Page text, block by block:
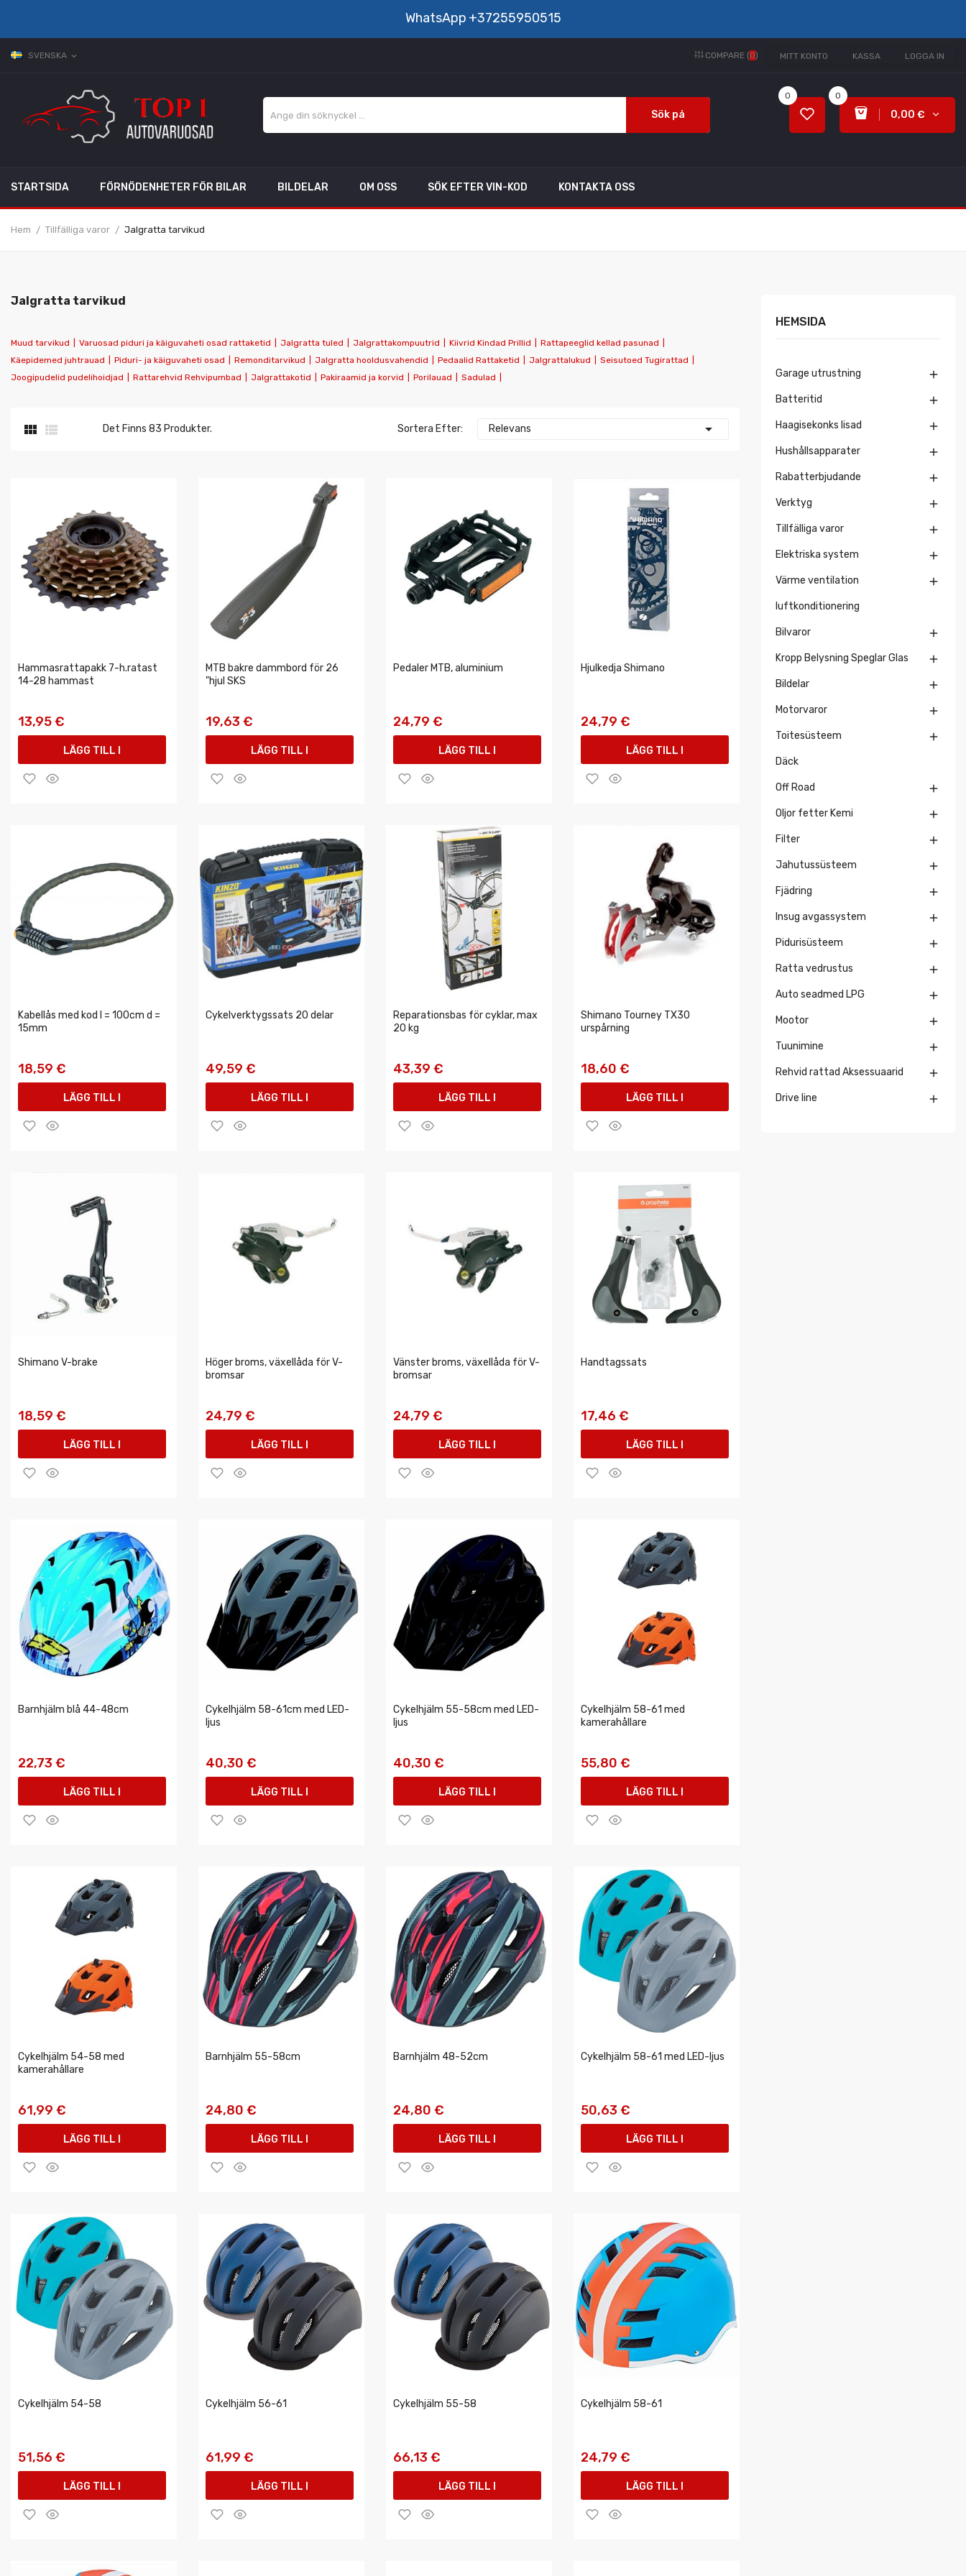
WhatsApp +37255950515
SVENSKA expand_more MITT KONTO KASSA LOGGA IN
COMPARE (0)
Sök på
0
0,00 €
0
STARTSIDA FÖRNÖDENHETER FÖR BILAR BILDELAR OM OSS SÖK EFTER VIN-KOD KONTAKTA OSS
Hem Tillfälliga varor Jalgratta tarvikud
Jalgratta tarvikud
Muud tarvikud Varuosad piduri ja käiguvaheti osad rattaketid Jalgratta tuled Jalgrattakompuutrid Kiivrid Kindad Prillid Rattapeeglid kellad pasunad
Käepidemed juhtrauad
Piduri- ja käiguvaheti osad Remonditarvikud Jalgratta hooldusvahendid Pedaalid Rattaketid Jalgrattalukud Seisutoed Tugirattad
Joogipudelid pudelihoidjad
Rattarehvid Rehvipumbad Jalgrattakotid Pakiraamid ja korvid Porilauad Sadulad
  Det Finns 83 Produkter. Sortera Efter: Relevans 
Hammasrattapakk 7-h.ratast
14-28 hammast
13,95 €
LÄGG TILL I
VARUKORGEN
MTB bakre dammbord för 26
"hjul SKS
19,63 €
LÄGG TILL I
VARUKORGEN
Pedaler MTB, aluminium
24,79 €
LÄGG TILL I
VARUKORGEN
Hjulkedja Shimano
24,79 €
LÄGG TILL I
VARUKORGEN
Kabellås med kod l = 100cm d =
15mm
18,59 €
LÄGG TILL I
VARUKORGEN
Cykelverktygssats 20 delar
49,59 €
LÄGG TILL I
VARUKORGEN
Reparationsbas för cyklar, max
20 kg
43,39 €
LÄGG TILL I
VARUKORGEN
Shimano Tourney TX30
urspårning
18,60 €
LÄGG TILL I
VARUKORGEN
Shimano V-brake
18,59 €
LÄGG TILL I
VARUKORGEN
Höger broms, växellåda för V-
bromsar
24,79 €
LÄGG TILL I
VARUKORGEN
Vänster broms, växellåda för V-
bromsar
24,79 €
LÄGG TILL I
VARUKORGEN
Handtagssats
17,46 €
LÄGG TILL I
VARUKORGEN
Barnhjälm blå 44-48cm
22,73 €
LÄGG TILL I
VARUKORGEN
Cykelhjälm 58-61cm med LED-
ljus
40,30 €
LÄGG TILL I
VARUKORGEN
Cykelhjälm 55-58cm med LED-
ljus
40,30 €
LÄGG TILL I
VARUKORGEN
Cykelhjälm 58-61 med
kamerahållare
55,80 €
LÄGG TILL I
VARUKORGEN
Cykelhjälm 54-58 med
kamerahållare
61,99 €
LÄGG TILL I
VARUKORGEN
Barnhjälm 55-58cm
24,80 €
LÄGG TILL I
VARUKORGEN
Barnhjälm 48-52cm
24,80 €
LÄGG TILL I
VARUKORGEN
Cykelhjälm 58-61 med LED-ljus
50,63 €
LÄGG TILL I
VARUKORGEN
Cykelhjälm 54-58
51,56 €
LÄGG TILL I
VARUKORGEN
Cykelhjälm 56-61
61,99 €
LÄGG TILL I
VARUKORGEN
Cykelhjälm 55-58
66,13 €
LÄGG TILL I
VARUKORGEN
Cykelhjälm 58-61
24,79 €
LÄGG TILL I
VARUKORGEN
HEMSIDA
Garage utrustning 
Batteritid 
Haagisekonks lisad 
Hushållsapparater 
Rabatterbjudande 
Verktyg 
Tillfälliga varor 
Elektriska system 
Värme ventilation
luftkonditionering

Bilvaror 
Kropp Belysning Speglar Glas 
Bildelar 
Motorvaror 
Toitesüsteem 
Däck
Off Road 
Oljor fetter Kemi 
Filter 
Jahutussüsteem 
Fjädring 
Insug avgassystem 
Pidurisüsteem 
Ratta vedrustus 
Auto seadmed LPG 
Mootor 
Tuunimine 
Rehvid rattad Aksessuaarid 
Drive line 